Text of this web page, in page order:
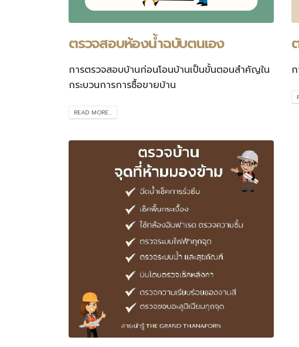
ตรวจสอบห้องน้ำฉบับตนเอง
การตรวจสอบบ้านก่อนโอนบ้านเป็นขั้นตอนสำคัญใน
กระบวนการการซื้อขายบ้าน
READ MORE...